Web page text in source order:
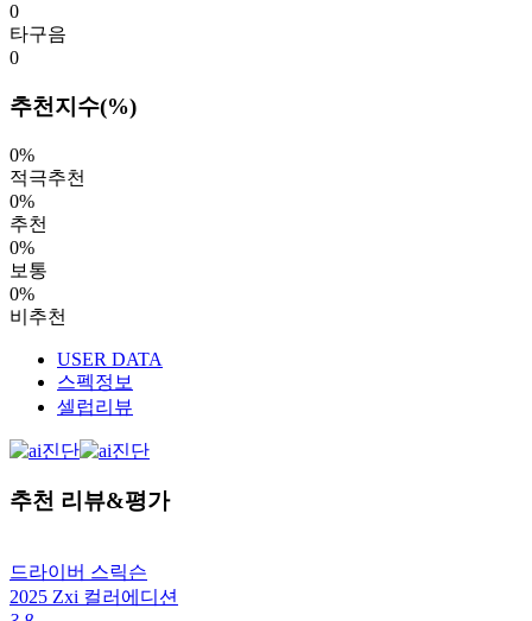
0
타구음
0
추천지수(%)
0%
적극추천
0%
추천
0%
보통
0%
비추천
USER DATA
스펙정보
셀럽리뷰
추천 리뷰&평가
드라이버 스릭슨
2025 Zxi 컬러에디션